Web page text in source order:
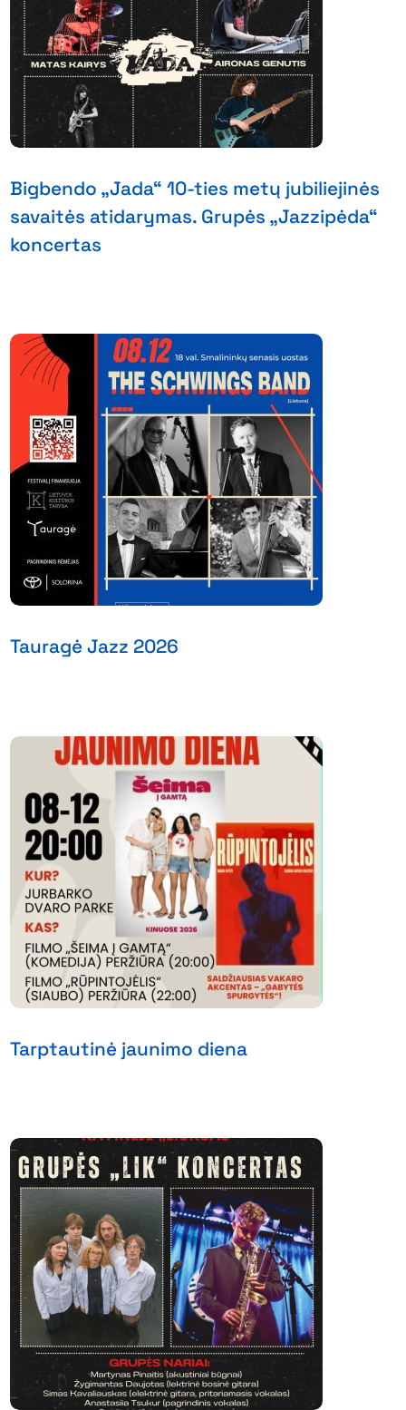
Bigbendo „Jada“ 10-ties metų jubiliejinės
savaitės atidarymas. Grupės „Jazzipėda“
koncertas
Tauragė Jazz 2026
Tarptautinė jaunimo diena